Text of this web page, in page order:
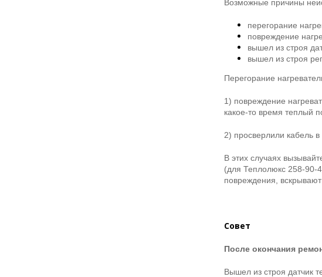
Возможные причины
перегорание
повреждение
вышел из строя
вышел из строя
Перегорание
1) повреждение
какое-то время теплый
2) просверлили кабель
В этих случаях
(для Теплолюкс 258-90-
повреждения,
Совет
После окончания
Вышел из строя датчик